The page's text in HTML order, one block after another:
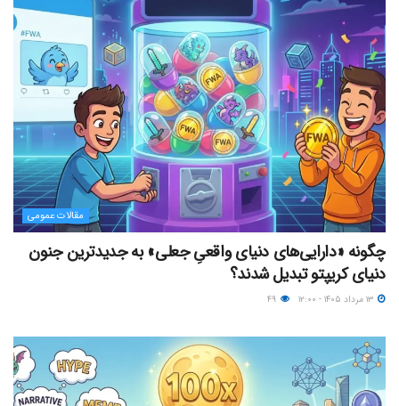
مقالات عمومی
چگونه «دارایی‌های دنیای واقعیِ جعلی» به جدیدترین جنون
دنیای کریپتو تبدیل شدند؟